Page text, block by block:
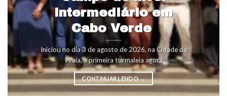
intermediário em
Cabo Verde
Iniciou no dia 3 de agosto de 2026, na Cidade da
Praia, a primeira turmaleia agora
CONTINUAR LENDO→